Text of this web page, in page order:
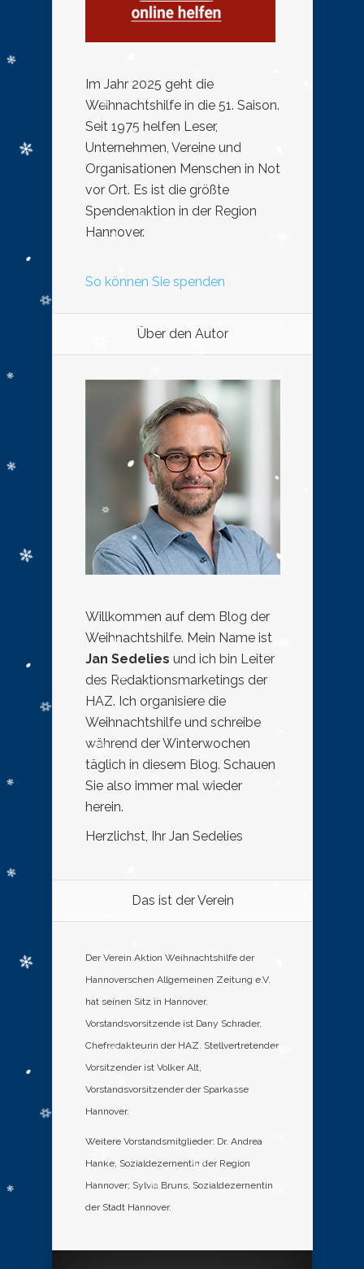
Im Jahr 2025 geht die
Weihnachtshilfe in die 51. Saison.
Seit 1975 helfen Leser,
Unternehmen, Vereine und
Organisationen Menschen in Not
vor Ort. Es ist die größte
Spendenaktion in der Region
Hannover.
So können Sie spenden
Über den Autor
Willkommen auf dem Blog der
Weihnachtshilfe. Mein Name ist
Jan Sedelies und ich bin Leiter
des Redaktionsmarketings der
HAZ. Ich organisiere die
Weihnachtshilfe und schreibe
während der Winterwochen
täglich in diesem Blog. Schauen
Sie also immer mal wieder
herein.
Herzlichst, Ihr Jan Sedelies
Das ist der Verein
Der Verein Aktion Weihnachtshilfe der
Hannoverschen Allgemeinen Zeitung e.V.
hat seinen Sitz in Hannover.
Vorstandsvorsitzende ist Dany Schrader,
Chefredakteurin der HAZ. Stellvertretender
Vorsitzender ist Volker Alt,
Vorstandsvorsitzender der Sparkasse
Hannover.
Weitere Vorstandsmitglieder: Dr. Andrea
Hanke, Sozialdezernentin der Region
Hannover; Sylvia Bruns, Sozialdezernentin
der Stadt Hannover.